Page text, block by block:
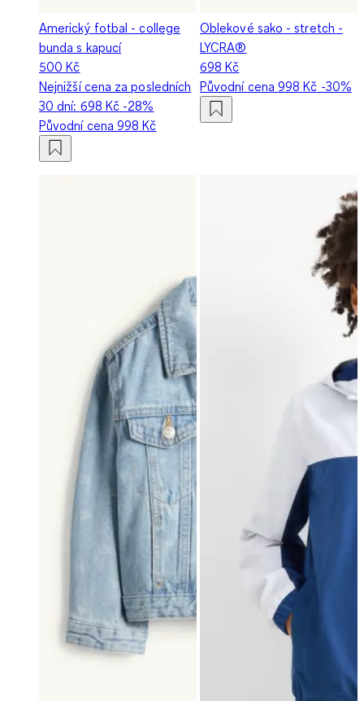
Americký fotbal - college
bunda s kapucí
500 Kč
Nejnižší cena za posledních
30 dní: 698 Kč -28%
Původní cena998 Kč
Oblekové sako - stretch -
LYCRA®
698 Kč
Původní cena998 Kč -30%